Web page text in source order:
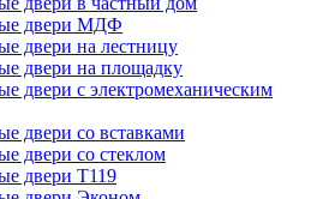
двери МДФ
двери на лестницу
двери на площадку
двери с электромеханическим
двери со вставками
двери со стеклом
двери Т119